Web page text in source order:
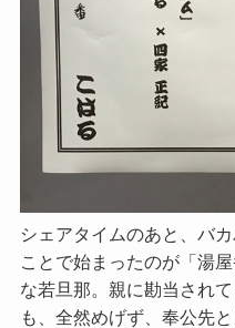
シェアタイムのあと、バ
ことで始まったのが「湯
な若旦那。親に勘当され
も、全然めげず、奉公先